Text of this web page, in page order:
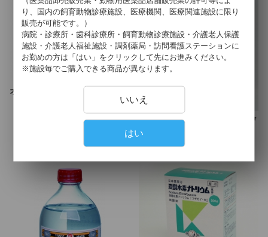
オキシドール「コザカイ・Ｍ」
複方ヨード・グリセリン「コザ
カイ・Ｍ」
り、国内の飼育動物診療施設、医療機関、医療関連施設に限り
販売が可能です。）
病院・診療所・歯科診療所・飼育動物診療施設・介護老人保護
施設・介護老人福祉施設・調剤薬局・訪問看護ステーションに
お勤めの方は「はい」をクリックして先にお進みください。
※施設毎でご購入できる商品が異なります。
いいえ
はい